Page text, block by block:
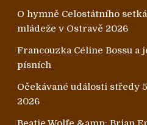
O hymně Celostátního
mládeže v Ostravě 2026
Francouzka Céline Bossu a
písních
Očekávané události středy
2026